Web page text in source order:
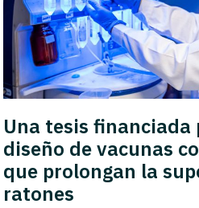
Una tesis financiada
diseño de vacunas
que prolongan la
ratones